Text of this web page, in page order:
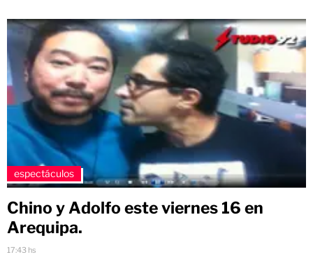
espectáculos
Chino y Adolfo este viernes 16 en
Arequipa.
17:43 hs